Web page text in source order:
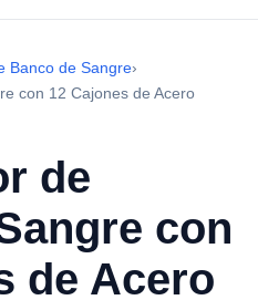
Banco de Sangre›
con 12 Cajones de Acero
de
con
de Acero